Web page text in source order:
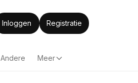
Inloggen Registratie
Andere Meer